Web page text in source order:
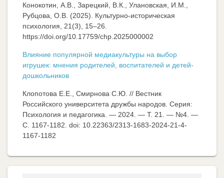
Конокотин, А.В., Зарецкий, В.К., Улановская, И.М.,
Рубцова, О.В. (2025). Культурно-историческая
психология, 21(3), 15–26.
https://doi.org/10.17759/chp.2025000002
Влияние популярной медиакультуры на выбор
игрушек: мнения родителей, воспитателей и детей-
дошкольников
Клопотова Е.Е., Смирнова С.Ю. // Вестник
Российского университета дружбы народов. Серия:
Психология и педагогика. — 2024. — Т. 21. — №4. —
C. 1167-1182. doi: 10.22363/2313-1683-2024-21-4-
1167-1182